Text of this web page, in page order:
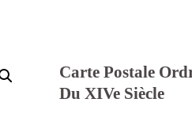
Carte Postale
Du XIVe Siècle